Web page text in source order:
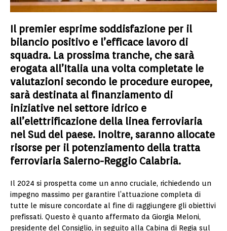
Il premier esprime soddisfazione per il
bilancio positivo e l’efficace lavoro di
squadra. La prossima tranche, che sarà
erogata all’Italia una volta completate le
valutazioni secondo le procedure europee,
sarà destinata al finanziamento di
iniziative nel settore idrico e
all’elettrificazione della linea ferroviaria
nel Sud del paese. Inoltre, saranno allocate
risorse per il potenziamento della tratta
ferroviaria Salerno-Reggio Calabria.
Il 2024 si prospetta come un anno cruciale, richiedendo un
impegno massimo per garantire l’attuazione completa di
tutte le misure concordate al fine di raggiungere gli obiettivi
prefissati. Questo è quanto affermato da Giorgia Meloni,
presidente del Consiglio, in seguito alla Cabina di Regia sul